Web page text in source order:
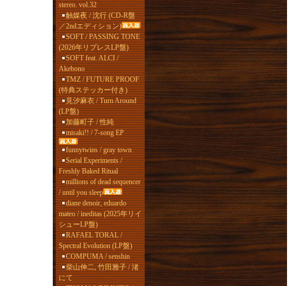
stereo. vol.32
触媒夜 / 沈行 (CD-R盤
／2ndエディション)
SOFT / PASSING TONE
(2026年リプレスLP盤)
SOFT feat. ALCI /
Akebono
TMZ / FUTURE PROOF
(特典ステッカー付き)
見汐麻衣 / Turn Around
(LP盤)
加藤町子 / 性純
misaki!! / 7-song EP
funnytwins / gray town
Serial Experiments /
Freshly Baked Ritual
millions of dead sequencer
/ until you sleep
diane denoir, eduardo
mateo / ineditas (2025年リイ
シューLP盤)
RAFAEL TORAL /
Spectral Evolution (LP盤)
COMPUMA / senshin
柴山伸二, 竹田雅子 / 渚
にて